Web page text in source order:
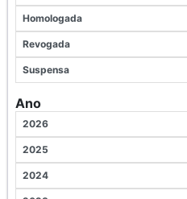
Homologada
Revogada
Suspensa
Ano
2026
2025
2024